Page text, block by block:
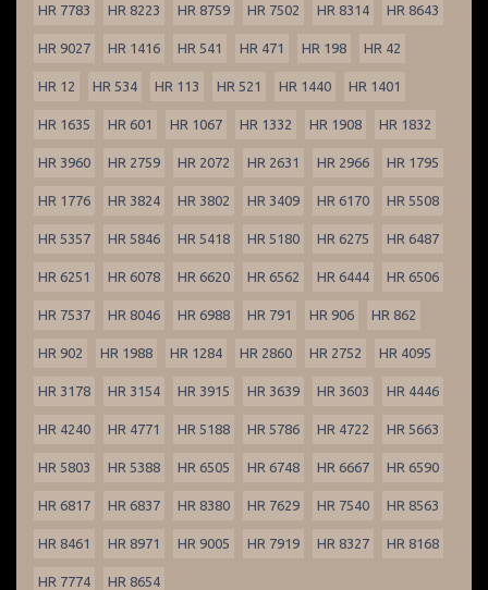
HR 7783 HR 8223 HR 8759 HR 7502 HR 8314 HR 8643
HR 9027 HR 1416 HR 541 HR 471 HR 198 HR 42
HR 12 HR 534 HR 113 HR 521 HR 1440 HR 1401
HR 1635 HR 601 HR 1067 HR 1332 HR 1908 HR 1832
HR 3960 HR 2759 HR 2072 HR 2631 HR 2966 HR 1795
HR 1776 HR 3824 HR 3802 HR 3409 HR 6170 HR 5508
HR 5357 HR 5846 HR 5418 HR 5180 HR 6275 HR 6487
HR 6251 HR 6078 HR 6620 HR 6562 HR 6444 HR 6506
HR 7537 HR 8046 HR 6988 HR 791 HR 906 HR 862
HR 902 HR 1988 HR 1284 HR 2860 HR 2752 HR 4095
HR 3178 HR 3154 HR 3915 HR 3639 HR 3603 HR 4446
HR 4240 HR 4771 HR 5188 HR 5786 HR 4722 HR 5663
HR 5803 HR 5388 HR 6505 HR 6748 HR 6667 HR 6590
HR 6817 HR 6837 HR 8380 HR 7629 HR 7540 HR 8563
HR 8461 HR 8971 HR 9005 HR 7919 HR 8327 HR 8168
HR 7774 HR 8654